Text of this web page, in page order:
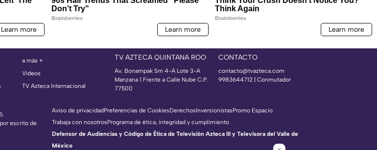
a más +
Videos
TV Azteca Internacional
TV AZTECA QUINTANA ROO
Av. Bonampak Sm 4-A Lote 3-A
Manzana 1 Frente a Calle Nube C.P.
77500
CONTACTO
contacto@tvazteca.com
9983644712 | Conmutador
escrito de
Aviso de privacidadPreferencias de CookiesDerechosInversionistasPromo Espacio
Trabaja con nosotrosPrograma de ética, integridad y cumplimiento
Defensor de Audiencias y Código de Ética de Televisión Azteca III y Televisora del Valle de
México